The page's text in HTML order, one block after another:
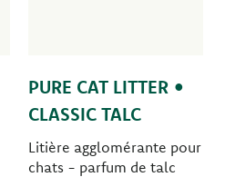
PURE CAT LITTER •
CLASSIC TALC
Litière agglomérante pour
chats - parfum de talc